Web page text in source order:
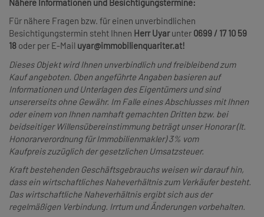
Nähere Informationen und Besichtigungstermine:
Für nähere Fragen bzw. für einen unverbindlichen
Besichtigungstermin steht Ihnen Herr Uyarunter 0699 / 17 10 59
18 oder per E-Mail uyar@immobilienquariter.at!
Dieses Objekt wird Ihnen unverbindlich und freibleibend zum
Kauf angeboten. Oben angeführte Angaben basieren auf
Informationen und Unterlagen des Eigentümers und sind
unsererseits ohne Gewähr. Im Falle eines Abschlusses mit Ihnen
oder einem von Ihnen namhaft gemachten Dritten bzw. bei
beidseitiger Willensübereinstimmung beträgt unser Honorar (lt.
Honorarverordnung für Immobilienmakler) 3% vom
Kaufpreis zuzüglich der gesetzlichen Umsatzsteuer.
Kraft bestehenden Geschäftsgebrauchs weisen wir darauf hin,
dass ein wirtschaftliches Naheverhältnis zum Verkäufer besteht.
Das wirtschaftliche Naheverhältnis ergibt sich aus der
regelmäßigen Verbindung. Irrtum und Änderungen vorbehalten.